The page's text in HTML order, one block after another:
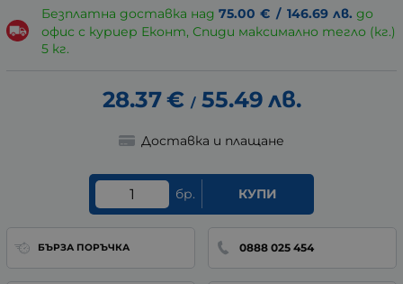
Безплатна доставка над 75.00 € / 146.69 лв. до
офис с куриер Еконт, Спиди максимално тегло (кг.)
5 кг.
28.37€ / 55.49 лв.
Доставка и плащане
бр. КУПИ
БЪРЗА ПОРЪЧКА 0888 025 454